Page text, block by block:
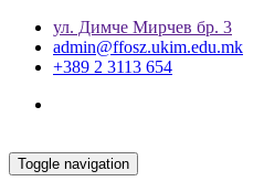
ул. Димче Мирчев бр. 3
admin@ffosz.ukim.edu.mk
+389 2 3113 654
Toggle navigation